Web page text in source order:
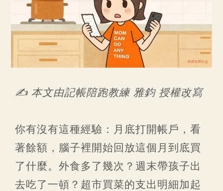
✍️ 本文由記帳陪跑教練 雅鈞 授權改寫
你有沒有這種經驗：月底打開帳戶，看
著餘額，腦子裡開始回放這個月到底買
了什麼。外食多了幾次？週末帶孩子出
去吃了一頓？超市買菜的支出明細加起